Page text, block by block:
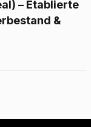
– Etablierte
&